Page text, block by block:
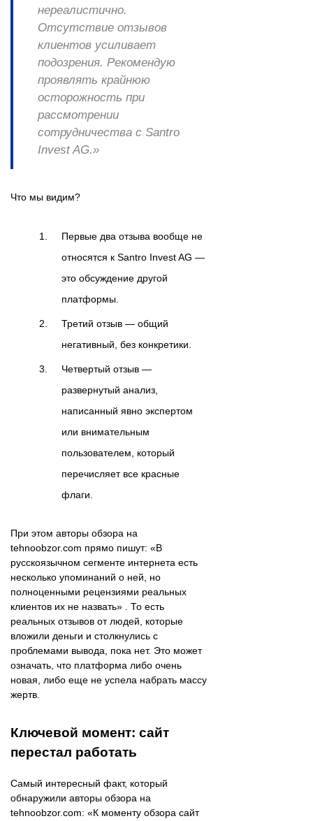
нереалистично.
Отсутствие отзывов
клиентов усиливает
подозрения. Рекомендую
проявлять крайнюю
осторожность при
рассмотрении
сотрудничества с Santro
Invest AG.»
Что мы видим?
Первые два отзыва вообще не
относятся к Santro Invest AG —
это обсуждение другой
платформы.
Третий отзыв — общий
негативный, без конкретики.
Четвертый отзыв —
развернутый анализ,
написанный явно экспертом
или внимательным
пользователем, который
перечисляет все красные
флаги.
При этом авторы обзора на
tehnoobzor.com прямо пишут: «В
русскоязычном сегменте интернета есть
несколько упоминаний о ней, но
полноценными рецензиями реальных
клиентов их не назвать» . То есть
реальных отзывов от людей, которые
вложили деньги и столкнулись с
проблемами вывода, пока нет. Это может
означать, что платформа либо очень
новая, либо еще не успела набрать массу
жертв.
Ключевой момент: сайт
перестал работать
Самый интересный факт, который
обнаружили авторы обзора на
tehnoobzor.com: «К моменту обзора сайт